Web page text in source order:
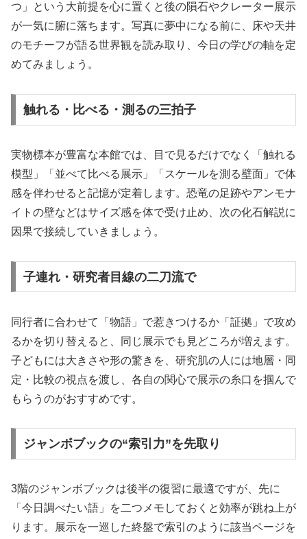
つ」という大前提を心に置くと後の隕石やクレーター展示
が一気に腑に落ちます。写真に夢中になる前に、床や天井
のモチーフが語る世界観を読み取り、今日の学びの軸を定
めてみましょう。
触れる・比べる・測るの三拍子
実物標本が豊富な本館では、目で見るだけでなく「触れる
模型」「並べて比べる展示」「スケールを測る壁面」で体
感を伴わせると記憶が定着します。恐竜の足跡やアンモナ
イトの壁などはサイズ感を体で受け止め、次の化石解説に
因果で接続していきましょう。
子連れ・研究者目線の二刀流で
同行者に合わせて「物語」で惹きつけるか「証拠」で攻め
るかを切り替えると、同じ展示でも見どころが増えます。
子どもには大きさや形の驚きを、研究肌の人には地層・同
定・比較の視点を渡し、各自の関心で展示の糸口を掴んで
もらうのがおすすめです。
ジャンボブックの“索引力”を先取り
3階のジャンボブックは後半の復習に最適ですが、先に
「今日調べたい語」を二つメモしておくと効率が跳ね上が
ります。展示を一巡した終盤で索引のように該当ページを